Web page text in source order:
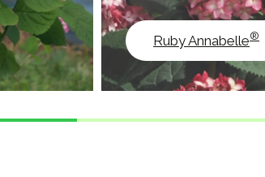
Ruby Annabelle®